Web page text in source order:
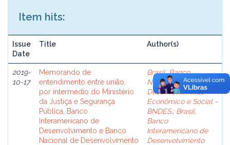
Item hits:
Issue
Date
Title Author(s)
2019-
10-17
Memorando de
entendimento entre união,
por intermédio do Ministério
da Justiça e Segurança
Pública, Banco
Interamericano de
Desenvolvimento e Banco
Nacional de Desenvolvimento
Brasil. Banco
Nacional de
Desenvolvimento
Econômico e Social -
BNDES.; Brasil.
Banco
Interamericano de
Desenvolvimento